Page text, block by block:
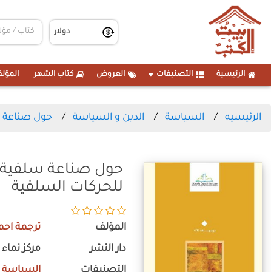
الرئيسية التصنيفات العروض كتاب الشهر
الرئيسيه السياسة الدين و السياسة حول صناعة
حول صناعة سلفية
للحركات السلفية
المؤلف ترجمة
دار النشر مركز